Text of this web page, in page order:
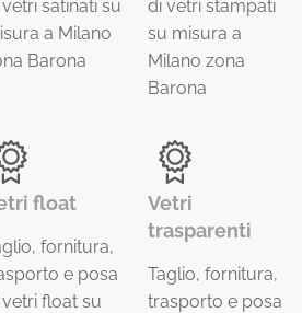
satinati su
a Milano
Barona
di vetri stampati
su misura a
Milano zona
Barona
float
fornitura,
e posa
float su
Vetri
trasparenti
Taglio, fornitura,
trasporto e posa